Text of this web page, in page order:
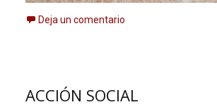
Deja un comentario
ACCIÓN SOCIAL